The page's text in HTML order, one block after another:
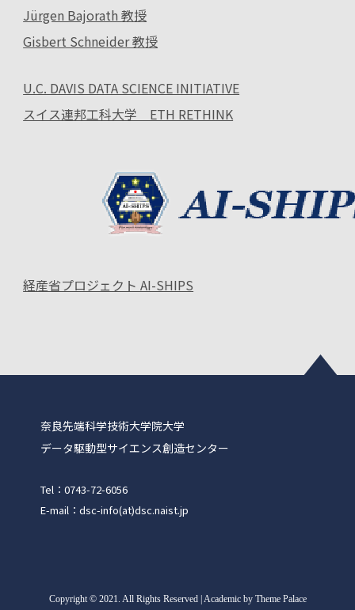
Jürgen Bajorath 教授
Gisbert Schneider 教授
U.C. DAVIS DATA SCIENCE INITIATIVE
スイス連邦工科大学 ETH RETHINK
経産省プロジェクト AI-SHIPS
奈良先端科学技術大学院大学
データ駆動型サイエンス創造センター
Tel：0743-72-6056
E-mail：dsc-info(at)dsc.naist.jp
Copyright©2021. All Rights Reserved | Academic by Theme Palace